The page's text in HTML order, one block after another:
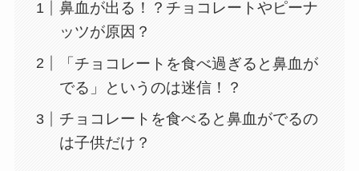
鼻血が出る！？チョコレートやピーナ
ッツが原因？
「チョコレートを食べ過ぎると鼻血が
でる」というのは迷信！？
チョコレートを食べると鼻血がでるの
は子供だけ？